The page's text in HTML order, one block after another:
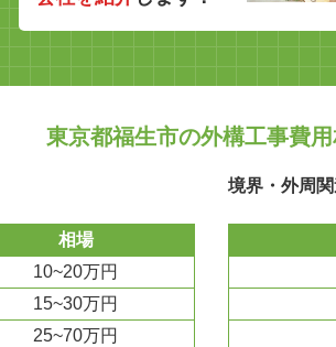
東京都福生市の外構工事費
相場
10~20万円
15~30万円
25~70万円
境界・外周